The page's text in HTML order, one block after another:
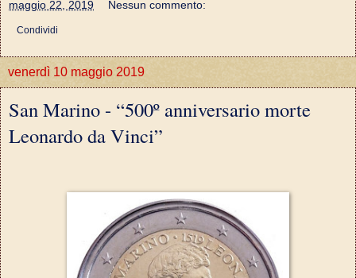
maggio 22, 2019
Nessun commento:
Condividi
venerdì 10 maggio 2019
San Marino - “500º anniversario morte
Leonardo da Vinci”